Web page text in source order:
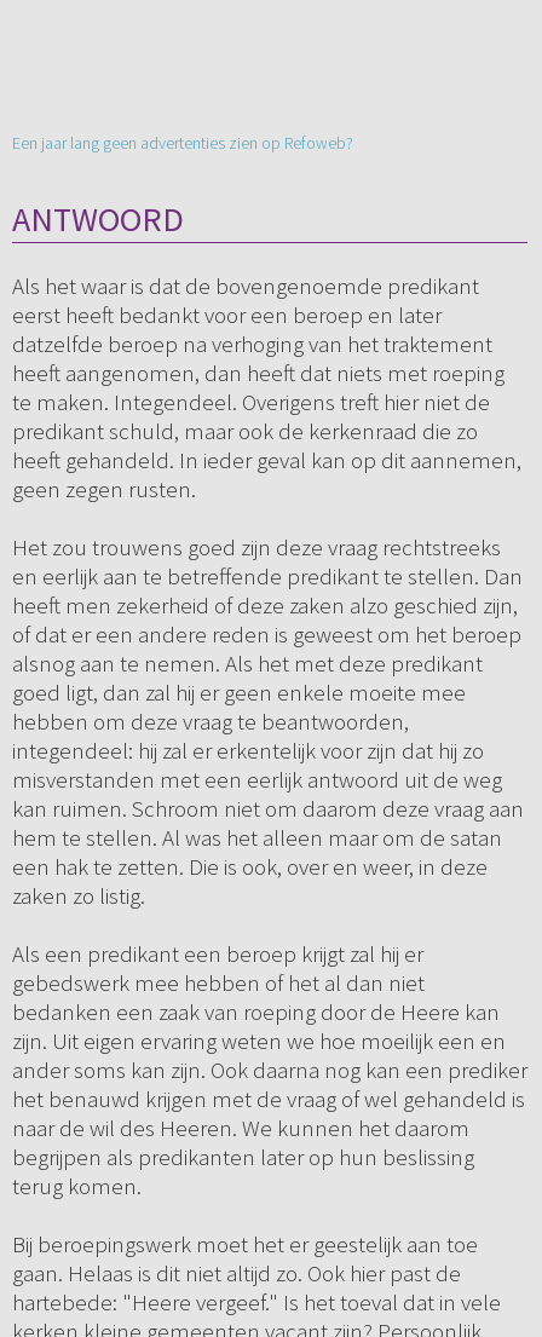
Een jaar lang geen advertenties zien op Refoweb?
ANTWOORD
Als het waar is dat de bovengenoemde predikant
eerst heeft bedankt voor een beroep en later
datzelfde beroep na verhoging van het traktement
heeft aangenomen, dan heeft dat niets met roeping
te maken. Integendeel. Overigens treft hier niet de
predikant schuld, maar ook de kerkenraad die zo
heeft gehandeld. In ieder geval kan op dit aannemen,
geen zegen rusten.
Het zou trouwens goed zijn deze vraag rechtstreeks
en eerlijk aan te betreffende predikant te stellen. Dan
heeft men zekerheid of deze zaken alzo geschied zijn,
of dat er een andere reden is geweest om het beroep
alsnog aan te nemen. Als het met deze predikant
goed ligt, dan zal hij er geen enkele moeite mee
hebben om deze vraag te beantwoorden,
integendeel: hij zal er erkentelijk voor zijn dat hij zo
misverstanden met een eerlijk antwoord uit de weg
kan ruimen. Schroom niet om daarom deze vraag aan
hem te stellen. Al was het alleen maar om de satan
een hak te zetten. Die is ook, over en weer, in deze
zaken zo listig.
Als een predikant een beroep krijgt zal hij er
gebedswerk mee hebben of het al dan niet
bedanken een zaak van roeping door de Heere kan
zijn. Uit eigen ervaring weten we hoe moeilijk een en
ander soms kan zijn. Ook daarna nog kan een prediker
het benauwd krijgen met de vraag of wel gehandeld is
naar de wil des Heeren. We kunnen het daarom
begrijpen als predikanten later op hun beslissing
terug komen.
Bij beroepingswerk moet het er geestelijk aan toe
gaan. Helaas is dit niet altijd zo. Ook hier past de
hartebede: "Heere vergeef." Is het toeval dat in vele